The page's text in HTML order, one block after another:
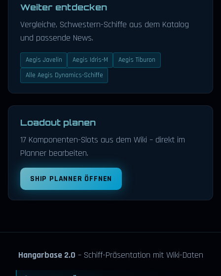
Weiter entdecken
Vergleiche, Schwestern-Schiffe aus dem Katalog
und passende News.
Aegis Javelin Aegis Idris-M
Aegis Tiburon
Alle Aegis Dynamics-Schiffe
Loadout planen
17 Komponenten-Slots aus dem Wiki – direkt im
Planner bearbeiten.
SHIP PLANNER ÖFFNEN
Hangarbase 2.0 – Schiff-Präsentation mit Wiki-Daten